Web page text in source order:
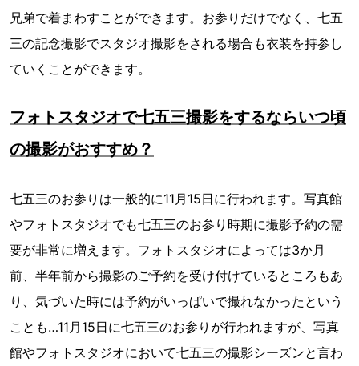
兄弟で着まわすことができます。お参りだけでなく、七五
三の記念撮影でスタジオ撮影をされる場合も衣装を持参し
ていくことができます。
フォトスタジオで七五三撮影をするならいつ頃
の撮影がおすすめ？
七五三のお参りは一般的に11月15日に行われます。写真館
やフォトスタジオでも七五三のお参り時期に撮影予約の需
要が非常に増えます。フォトスタジオによっては3か月
前、半年前から撮影のご予約を受け付けているところもあ
り、気づいた時には予約がいっぱいで撮れなかったという
ことも…11月15日に七五三のお参りが行われますが、写真
館やフォトスタジオにおいて七五三の撮影シーズンと言わ